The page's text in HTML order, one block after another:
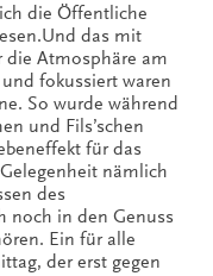
die Öffentliche
das mit
die Atmosphäre am
fokussiert waren
So wurde während
und Fils’schen
für das
nämlich
des
noch in den Genuss
Ein für alle
der erst gegen